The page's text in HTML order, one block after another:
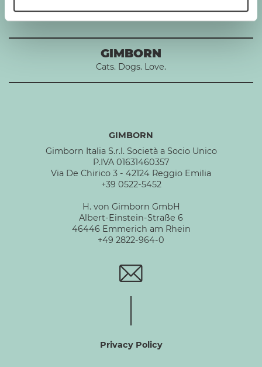
GIMBORN
Cats. Dogs. Love.
GIMBORN
Gimborn Italia S.r.l. Società a Socio Unico
P.IVA 01631460357
Via De Chirico 3 - 42124 Reggio Emilia
+39 0522-5452
H. von Gimborn GmbH
Albert-Einstein-Straße 6
46446 Emmerich am Rhein
+49 2822-964-0
Privacy Policy